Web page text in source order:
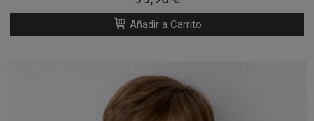
Añadir a Carrito